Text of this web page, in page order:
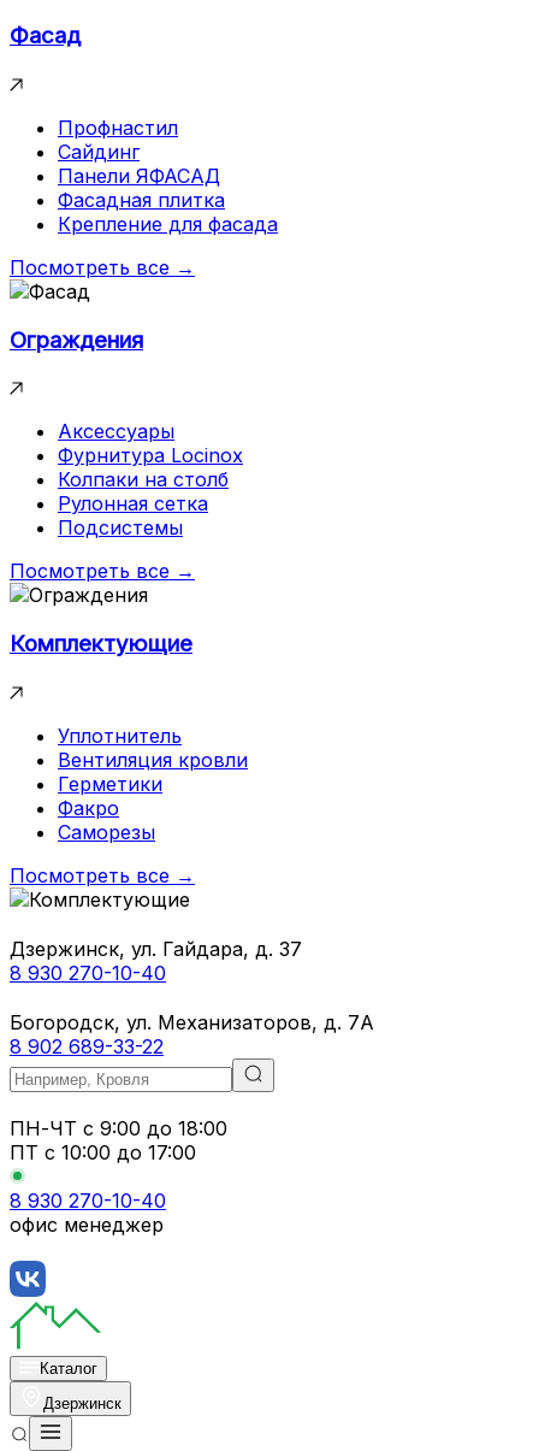
Фасад
Профнастил
Сайдинг
Панели ЯФАСАД
Фасадная плитка
Крепление для фасада
Посмотреть все →
Ограждения
Аксессуары
Фурнитура Locinox
Колпаки на столб
Рулонная сетка
Подсистемы
Посмотреть все →
Комплектующие
Уплотнитель
Вентиляция кровли
Герметики
Факро
Саморезы
Посмотреть все →
Дзержинск, ул. Гайдара, д. 37
8 930 270-10-40
Богородск, ул. Механизаторов, д. 7А
8 902 689-33-22
ПН-ЧТ с 9:00 до 18:00
ПТ с 10:00 до 17:00
8 930 270-10-40
офис менеджер
Каталог
Дзержинск